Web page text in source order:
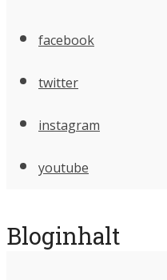
facebook
twitter
instagram
youtube
Bloginhalt